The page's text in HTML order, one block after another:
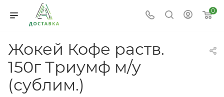
0
Жокей Кофе раств.
150г Триумф м/у
(сублим.)